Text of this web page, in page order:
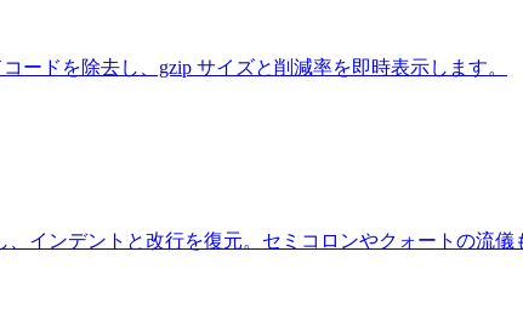
ードを除去し、gzip サイズと削減率を即時表示します。
インデントと改行を復元。セミコロンやクォートの流儀